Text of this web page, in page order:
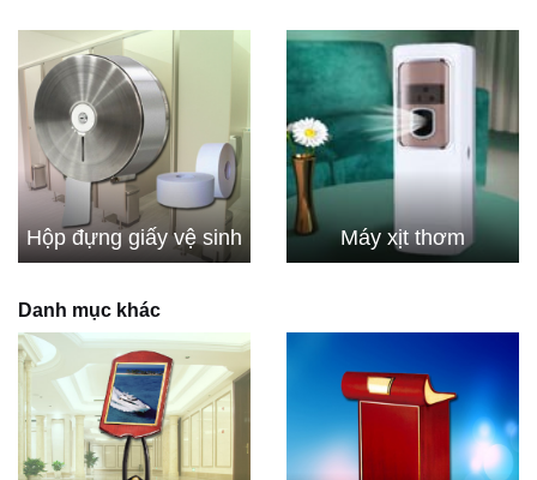
Hộp đựng giấy vệ sinh Máy xịt thơm
Danh mục khác